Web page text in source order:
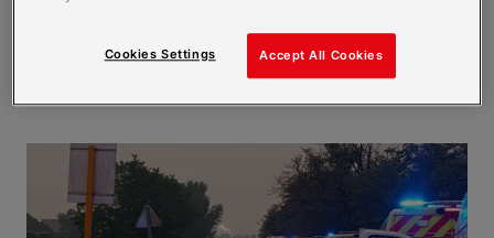
Accept All Cookies
Cookies Settings